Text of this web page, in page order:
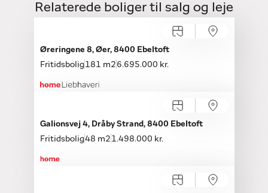
Relaterede boliger til salg og leje
Øreringene 8, Øer, 8400 Ebeltoft
Fritidsbolig 181 m2 6.695.000 kr.
Galionsvej 4, Dråby Strand, 8400 Ebeltoft
Fritidsbolig48 m2 1.498.000 kr.